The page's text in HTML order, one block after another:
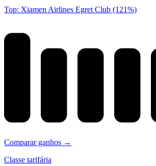
Top: Xiamen Airlines Egret Club (121%)
Comparar ganhos →
Classe tarifária